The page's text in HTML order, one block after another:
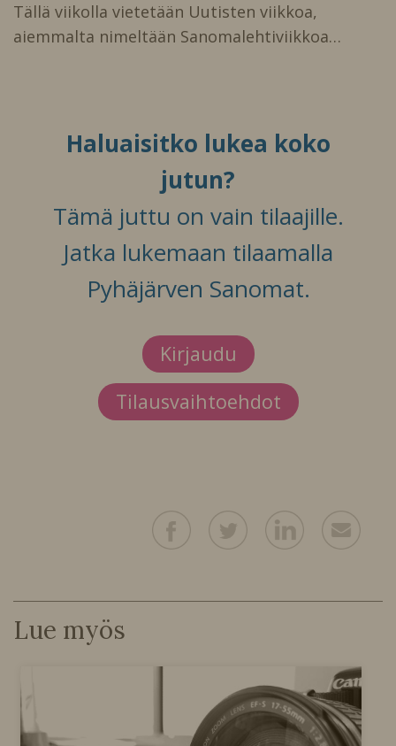
Tällä viikolla vietetään Uutisten viikkoa,
aiemmalta nimeltään Sanomalehtiviikkoa…
Haluaisitko lukea koko
jutun?
Tämä juttu on vain tilaajille.
Jatka lukemaan tilaamalla
Pyhäjärven Sanomat.
Kirjaudu
Tilausvaihtoehdot
Lue myös